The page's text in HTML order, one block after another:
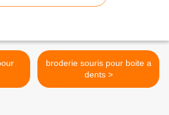
broderie souris pour boite a
dents >